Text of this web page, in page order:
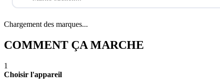
Chargement des marques...
COMMENT ÇA MARCHE
1
Choisir l'appareil